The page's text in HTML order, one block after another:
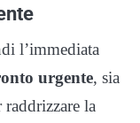
l’immediata
urgente, sia
la